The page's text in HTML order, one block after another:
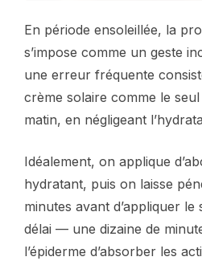
En période ensoleillée, la
s’impose comme un geste
une erreur fréquente
crème solaire comme le
matin, en négligeant
Idéalement, on applique
hydratant, puis on laisse
minutes avant d’appliquer
délai — une dizaine de
l’épiderme d’absorber les